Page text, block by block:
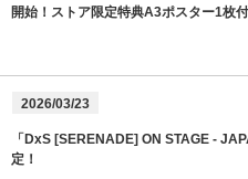
開始！ストア限定特典A3ポスター1枚付
2026/03/23
「DxS [SERENADE] ON STAGE -
定！